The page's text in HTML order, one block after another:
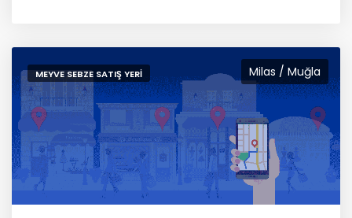
Milas / Muğla
MEYVE SEBZE SATIŞ YERI